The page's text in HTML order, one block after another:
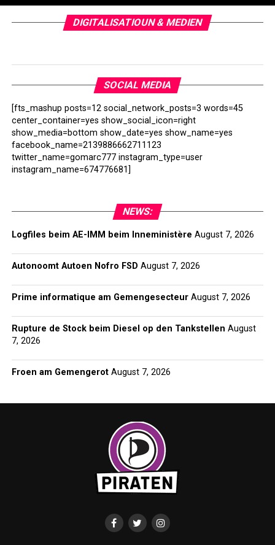
DIGITALISATIOUN & MEDIEN
SOCIAL MEDIA
[fts_mashup posts=12 social_network_posts=3 words=45
center_container=yes show_social_icon=right
show_media=bottom show_date=yes show_name=yes
facebook_name=2139886662711123
twitter_name=gomarc777 instagram_type=user
instagram_name=674776681]
NEWS:
Logfiles beim AE-IMM beim Inneministère August 7, 2026
Autonoomt Autoen Nofro FSD August 7, 2026
Prime informatique am Gemengesecteur August 7, 2026
Rupture de Stock beim Diesel op den Tankstellen August
7, 2026
Froen am Gemengerot August 7, 2026